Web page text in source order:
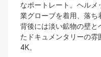
なポートレート。ヘル
業グローブを着用、落ち
背後には淡い鉱物の壁と
たドキュメンタリーの雰
4K。